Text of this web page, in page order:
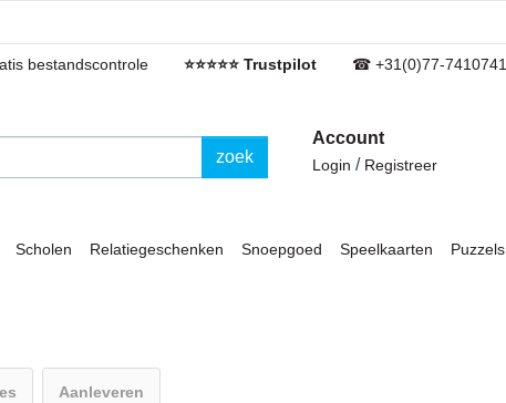
bestandscontrole ⭐⭐⭐⭐⭐ Trustpilot ☎ +31(0)77-7410741
zoek
Account
Login / Registreer
Scholen Relatiegeschenken Snoepgoed Speelkaarten Puzzels
Aanleveren